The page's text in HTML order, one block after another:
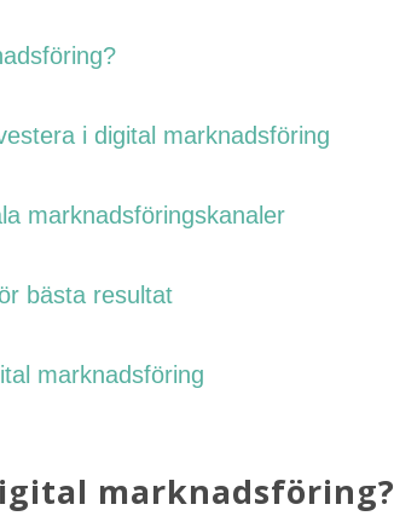
i digital marknadsföring
marknadsföringskanaler
bästa resultat
marknadsföring
marknadsföring?